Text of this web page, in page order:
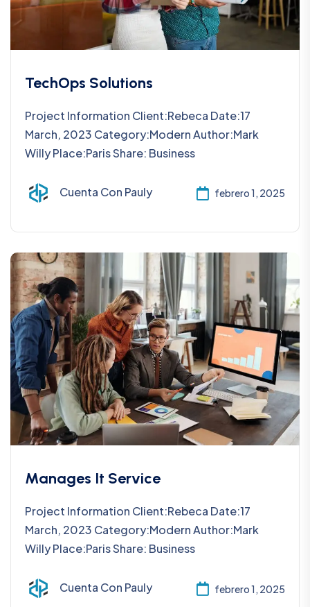
TechOps Solutions
Project Information Client:Rebeca Date:17
March, 2023 Category:Modern Author:Mark
Willy Place:Paris Share: Business
Cuenta Con Pauly febrero 1, 2025
Manages It Service
Project Information Client:Rebeca Date:17
March, 2023 Category:Modern Author:Mark
Willy Place:Paris Share: Business
Cuenta Con Pauly febrero 1, 2025